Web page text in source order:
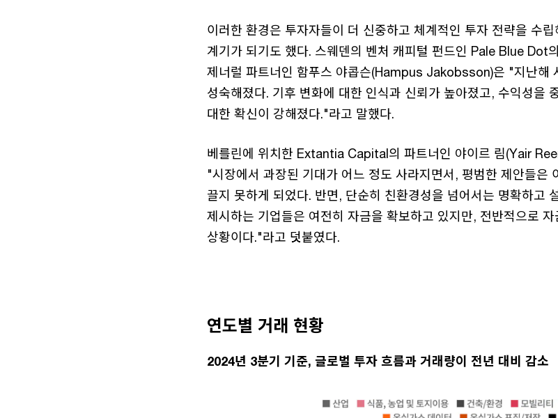
이러한 환경은 투자자들이 더 신중하고 체계적인 투자 전략을 수
계기가 되기도 했다. 스웨덴의 벤처 캐피털 펀드인 Pale Blue Dot
제너럴 파트너인 함푸스 야콥슨(Hampus Jakobsson)은 "지난해
성숙해졌다. 기후 변화에 대한 인식과 신뢰가 높아졌고, 수익성을
대한 확신이 강해졌다."라고 말했다.
베를린에 위치한 Extantia Capital의 파트너인 야이르 림(Yair
"시장에서 과장된 기대가 어느 정도 사라지면서, 평범한 제안들은
끌지 못하게 되었다. 반면, 단순히 친환경성을 넘어서는 명확하고
제시하는 기업들은 여전히 자금을 확보하고 있지만, 전반적으로 자
상황이다."라고 덧붙였다.
연도별 거래 현황
2024년 3분기 기준, 글로벌 투자 흐름과 거래량이 전년 대비 감소